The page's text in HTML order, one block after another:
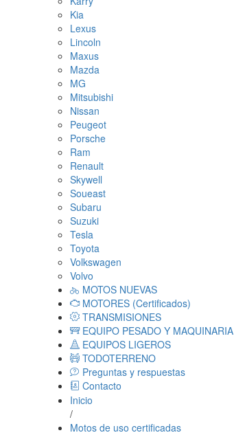
Kia
Lexus
Lincoln
Maxus
Mazda
MG
Mitsubishi
Nissan
Peugeot
Porsche
Ram
Renault
Skywell
Soueast
Subaru
Suzuki
Tesla
Toyota
Volkswagen
Volvo
MOTOS NUEVAS
MOTORES (Certificados)
TRANSMISIONES
EQUIPO PESADO Y MAQUINARIA
EQUIPOS LIGEROS
TODOTERRENO
Preguntas y respuestas
Contacto
Inicio
/
Motos de uso certificadas